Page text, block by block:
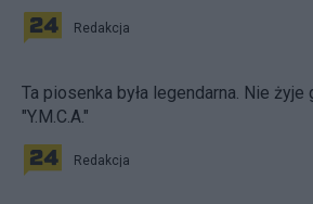
Redakcja
Ta piosenka była legendarna. Nie żyje
"Y.M.C.A."
Redakcja